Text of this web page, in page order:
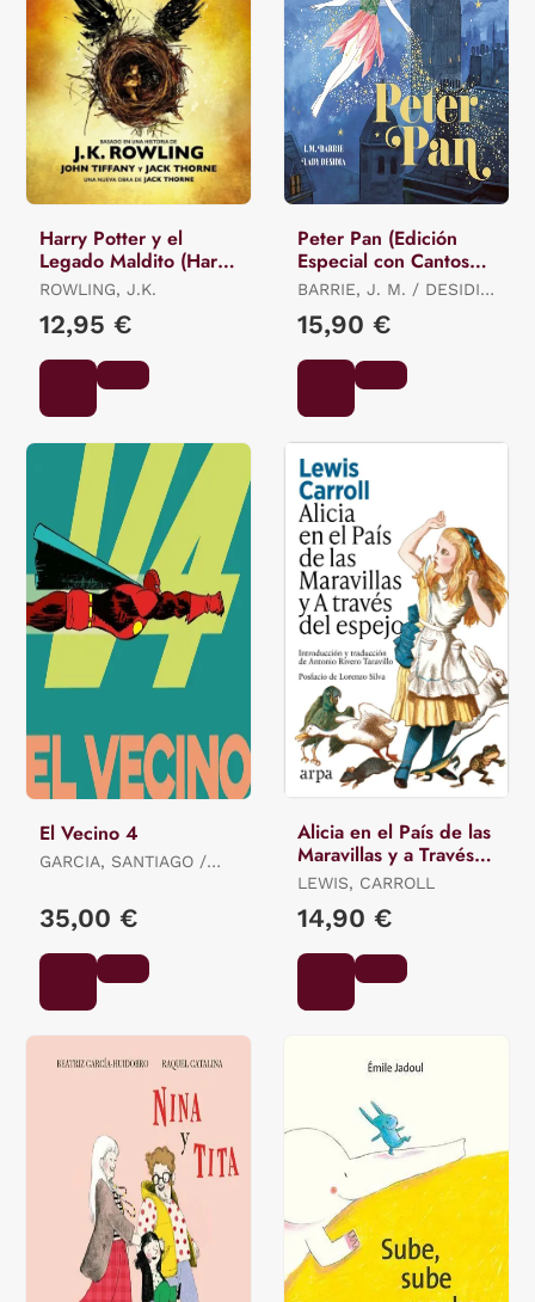
Harry Potter y el
Legado Maldito (Harry
Potter 8)
ROWLING, J.K.
12,95 €
Peter Pan (Edición
Especial con Cantos
Tintados)
BARRIE, J. M. / DESIDIA,
LADY
15,90 €
El Vecino 4
GARCIA, SANTIAGO /
35,00 €
Alicia en el País de las
Maravillas y a Través
del Espejo
LEWIS, CARROLL
14,90 €